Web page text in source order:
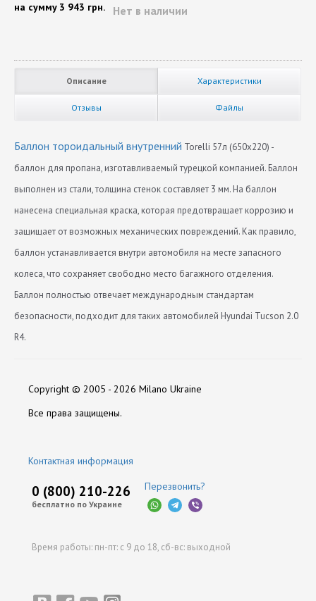
Нет в наличии
на сумму 3 943 грн.
Описание Характеристики
Отзывы Файлы
Баллон тороидальный внутренний Torelli 57л (650x220) -
баллон для пропана, изготавливаемый турецкой компанией. Баллон
выполнен из стали, толщина стенок составляет 3 мм. На баллон
нанесена специальная краска, которая предотвращает коррозию и
защищает от возможных механических повреждений. Как правило,
баллон устанавливается внутри автомобиля на месте запасного
колеса, что сохраняет свободно место багажного отделения.
Баллон полностью отвечает международным стандартам
безопасности, подходит для таких автомобилей Hyundai Tucson 2.0
R4.
Горловина
внутренняя
220
Максимальное давление
Объем Баллона
Оставить отзыв
Скачать Katalog-produktsii-Torelli.pdf
Copyright © 2005 - 2026 Milano Ukraine
Все права защищены.
Контактная информация
0 (800) 210-226
бесплатно по Украине
Перезвонить?
Время работы: пн-пт: с 9 до 18, сб-вс: выходной